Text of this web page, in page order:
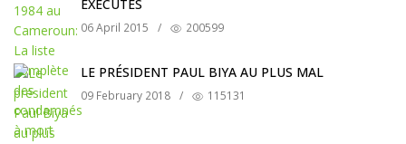
EXÉCUTÉS
06 April 2015 / 200599
LE PRÉSIDENT PAUL BIYA AU PLUS MAL
09 February 2018 / 115131